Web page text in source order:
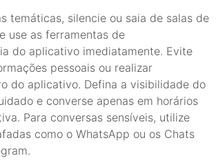
temáticas, silencie ou saia de salas de
use as ferramentas de
do aplicativo imediatamente. Evite
pessoais ou realizar
do aplicativo. Defina a visibilidade do
e converse apenas em horários
Para conversas sensíveis, utilize
como o WhatsApp ou os Chats